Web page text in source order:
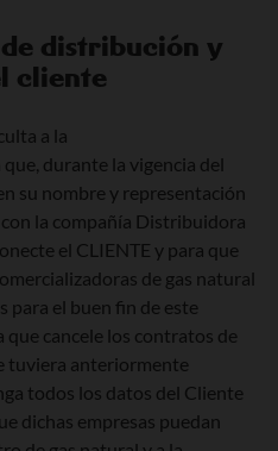
distribución y
cliente
a la
durante la vigencia del
su nombre y representación
la compañía Distribuidora
el CLIENTE y para que
de gas natural
para el buen fin de este
cancele los contratos de
tuviera anteriormente
todos los datos del Cliente
dichas empresas puedan